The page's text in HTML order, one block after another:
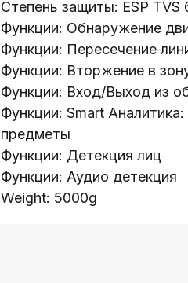
Степень защиты: ESP TVS
Функции: Обнаружение
Функции: Пересечение
Функции: Вторжение в
Функции: Вход/Выход из
Функции: Smart
предметы
Функции: Детекция лиц
Функции: Аудио детекция
Weight: 5000g
Носители информации
Видеонаблюдение
Каталог: